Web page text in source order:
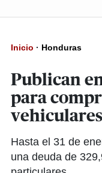
Inicio · Honduras
Publican
para
vehiculares
Hasta el 31 de
una deuda de